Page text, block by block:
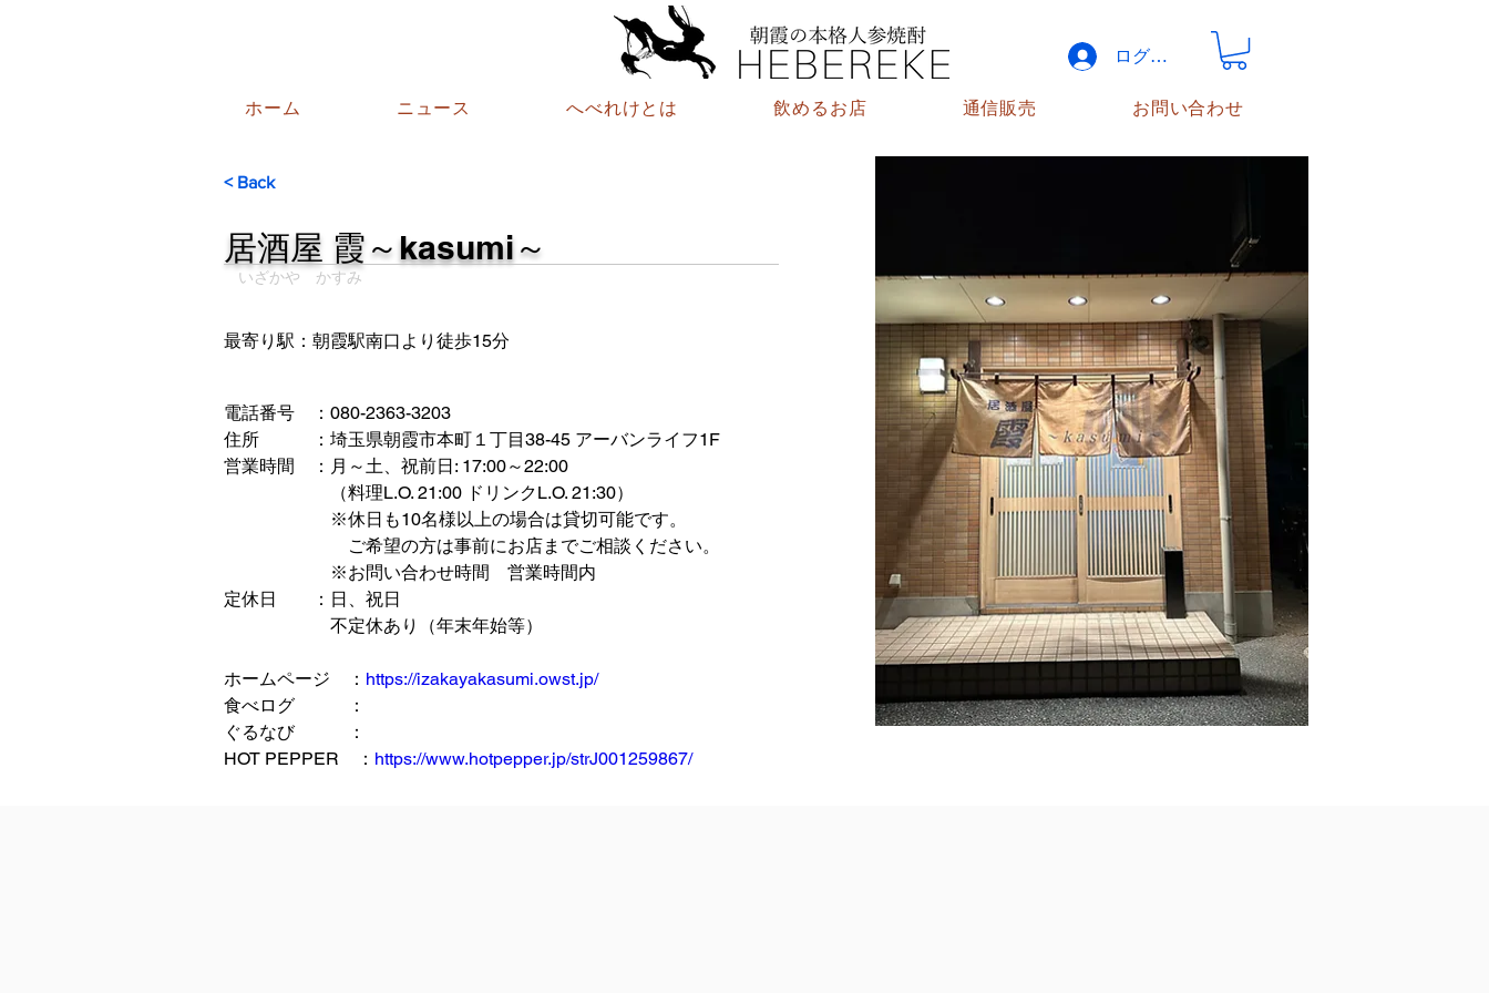
ログイン
ホーム ニュース へべれけとは 飲めるお店 通信販売 お問い合わせ
< Back
居酒屋 霞～kasumi～
いざかや かすみ
最寄り駅：朝霞駅南口より徒歩15分
電話番号　：080-2363-3203
住所　　　：埼玉県朝霞市本町１丁目38-45 アーバンライフ1F
営業時間　：月～土、祝前日: 17:00～22:00
（料理L.O. 21:00 ドリンクL.O. 21:30）
※休日も10名様以上の場合は貸切可能です。
ご希望の方は事前にお店までご相談ください。
※お問い合わせ時間　営業時間内
定休日　　：日、祝日
不定休あり（年末年始等）
ホームページ　： https://izakayakasumi.owst.jp/
食べログ　　　：
ぐるなび　　　：
HOT PEPPER　： https://www.hotpepper.jp/strJ001259867/